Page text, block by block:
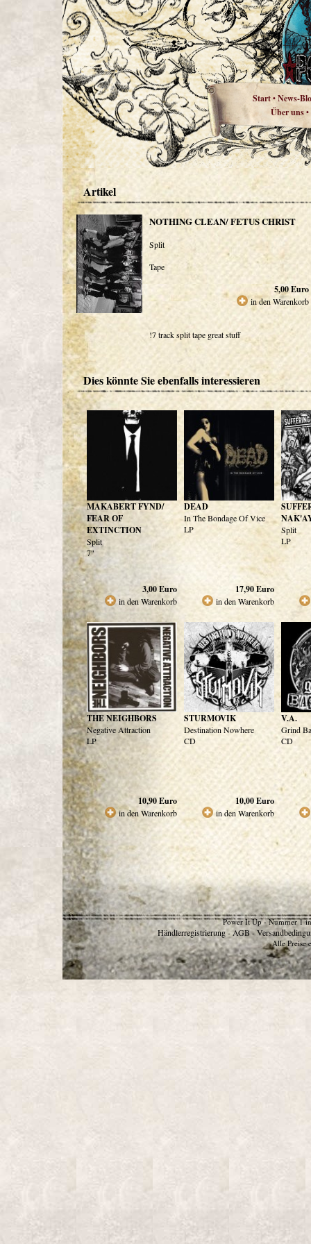
Start•News-
Über uns•
Artikel
NOTHING CLEAN/ FETUS CHRIST
Split
Tape
5,00Euro
in den Warenkorb
!7 track split tape great stuff
Dies könnte Sie ebenfalls interessieren
MAKABERT FYND/
FEAR OF
EXTINCTION
Split
7"
3,00Euro
in den Warenkorb
DEAD
In The Bondage Of Vice
LP
17,90Euro
in den Warenkorb
Split
LP
THE NEIGHBORS
Negative Attraction
LP
10,90Euro
in den Warenkorb
STURMOVIK
Destination Nowhere
CD
10,00Euro
in den Warenkorb
V.A.
Grind
CD
Power It Up - Nummer 1
Händlerregistrierung - AGB -
Alle Preise